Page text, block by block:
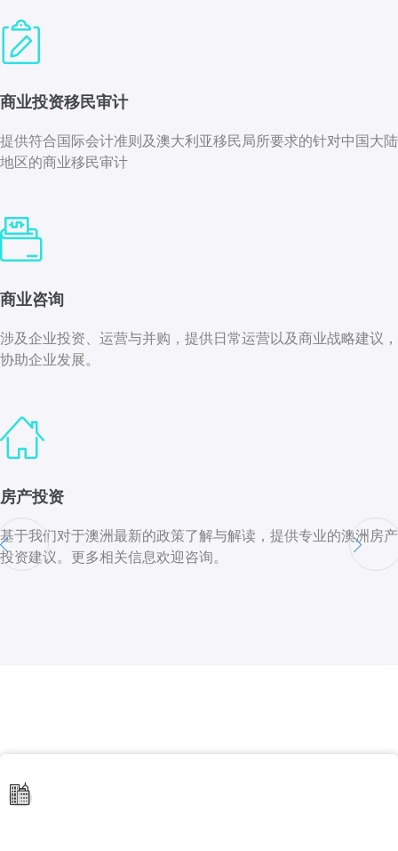
商业投资移民审计
提供符合国际会计准则及澳大利亚移民局所要求的针对中国大陆
地区的商业移民审计
商业咨询
涉及企业投资、运营与并购，提供日常运营以及商业战略建议，
协助企业发展。
房产投资
基于我们对于澳洲最新的政策了解与解读，提供专业的澳洲房产
投资建议。更多相关信息欢迎咨询。